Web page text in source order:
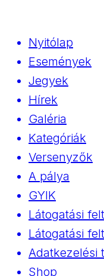
Nyitólap
Események
Jegyek
Hírek
Galéria
Kategóriák
Versenyzők
A pálya
GYIK
Látogatási
Látogatási
Adatkezelési
Shop